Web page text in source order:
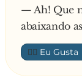
— Ah! Que
abaixando
👍🏼